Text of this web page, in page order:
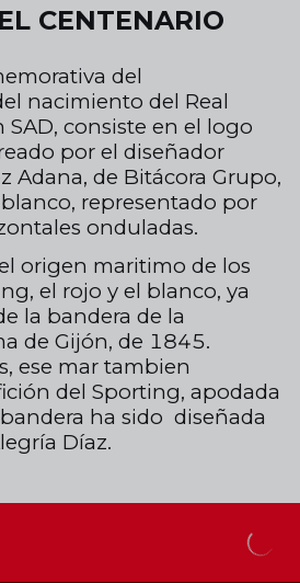
CENTENARIO
del
nacimiento del Real
consiste en el logo
por el diseñador
Adana, de Bitácora Grupo,
representado por
onduladas.
origen maritimo de los
el rojo y el blanco, ya
la bandera de la
de Gijón, de 1845.
ese mar tambien
del Sporting, apodada
ha sido diseñada
Díaz.